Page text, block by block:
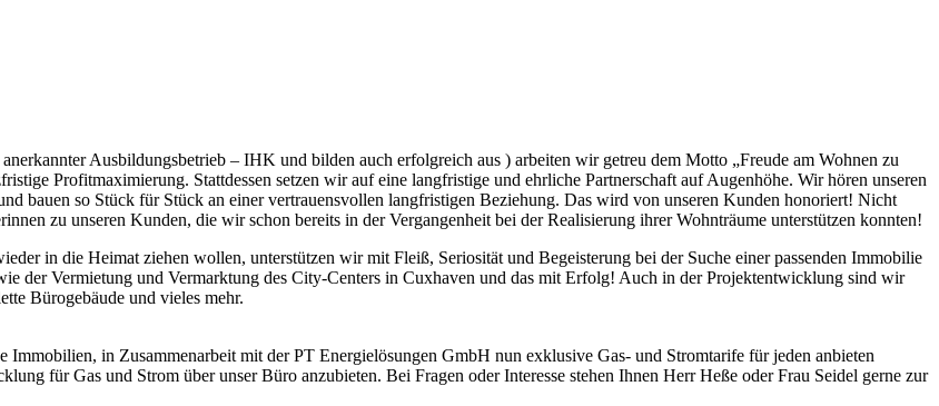
Ausbildungsbetrieb – IHK und bilden auch erfolgreich aus ) arbeiten wir getreu dem Motto „Freude am Wohnen zu
Profitmaximierung. Stattdessen setzen wir auf eine langfristige und ehrliche Partnerschaft auf Augenhöhe. Wir hören unseren
bauen so Stück für Stück an einer vertrauensvollen langfristigen Beziehung. Das wird von unseren Kunden honoriert! Nicht
zu unseren Kunden, die wir schon bereits in der Vergangenheit bei der Realisierung ihrer Wohnträume unterstützen konnten!
in die Heimat ziehen wollen, unterstützen wir mit Fleiß, Seriosität und Begeisterung bei der Suche einer passenden Immobilie
der Vermietung und Vermarktung des City-Centers in Cuxhaven und das mit Erfolg! Auch in der Projektentwicklung sind wir
Bürogebäude und vieles mehr.
in Zusammenarbeit mit der PT Energielösungen GmbH nun exklusive Gas- und Stromtarife für jeden anbieten
für Gas und Strom über unser Büro anzubieten. Bei Fragen oder Interesse stehen Ihnen Herr Heße oder Frau Seidel gerne zur